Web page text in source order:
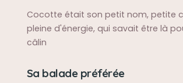
Cocotte était son petit nom, petite
pleine d'énergie, qui savait être là
câlin
Sa balade préférée